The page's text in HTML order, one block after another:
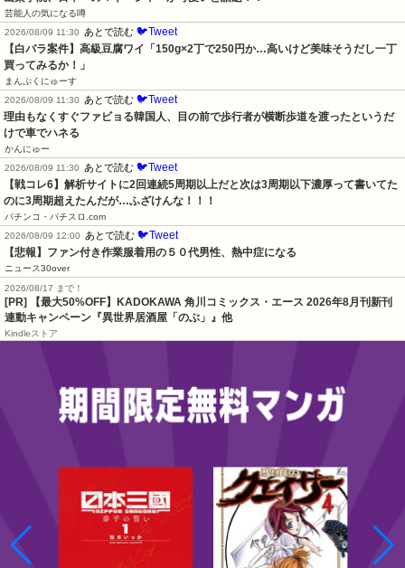
芸能人の気になる噂
2026/08/09 11:30
あとで読む 🐦Tweet
【白バラ案件】高級豆腐ワイ「150g×2丁で250円か…高いけど美味そうだし一丁
買ってみるか！」
まんぷくにゅーす
2026/08/09 11:30
あとで読む 🐦Tweet
理由もなくすぐファビョる韓国人、目の前で歩行者が横断歩道を渡ったというだ
けで車でハネる
かんにゅー
2026/08/09 11:30
あとで読む 🐦Tweet
【戦コレ6】解析サイトに2回連続5周期以上だと次は3周期以下濃厚って書いてた
のに3周期超えたんだが…ふざけんな！！！
パチンコ・パチスロ.com
2026/08/09 12:00
あとで読む 🐦Tweet
【悲報】ファン付き作業服着用の５０代男性、熱中症になる
ニュース30over
2026/08/17 まで！
[PR] 【最大50%OFF】KADOKAWA 角川コミックス・エース 2026年8月刊新刊
連動キャンペーン『異世界居酒屋「のぶ」』他
Kindleストア